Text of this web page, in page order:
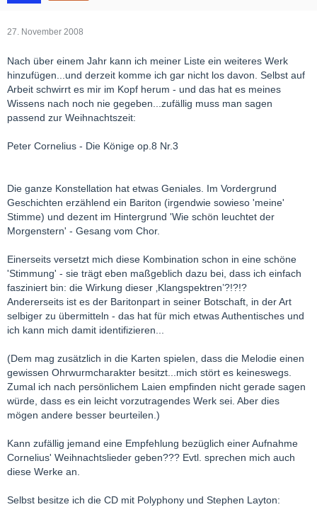
27. November 2008
Nach über einem Jahr kann ich meiner Liste ein weiteres Werk
hinzufügen...und derzeit komme ich gar nicht los davon. Selbst auf
Arbeit schwirrt es mir im Kopf herum - und das hat es meines
Wissens nach noch nie gegeben...zufällig muss man sagen
passend zur Weihnachtszeit:
Peter Cornelius - Die Könige op.8 Nr.3
Die ganze Konstellation hat etwas Geniales. Im Vordergrund
Geschichten erzählend ein Bariton (irgendwie sowieso 'meine'
Stimme) und dezent im Hintergrund 'Wie schön leuchtet der
Morgenstern' - Gesang vom Chor.
Einerseits versetzt mich diese Kombination schon in eine schöne
'Stimmung' - sie trägt eben maßgeblich dazu bei, dass ich einfach
fasziniert bin: die Wirkung dieser ‚Klangspektren’?!?!?
Andererseits ist es der Baritonpart in seiner Botschaft, in der Art
selbiger zu übermitteln - das hat für mich etwas Authentisches und
ich kann mich damit identifizieren...
(Dem mag zusätzlich in die Karten spielen, dass die Melodie einen
gewissen Ohrwurmcharakter besitzt...mich stört es keineswegs.
Zumal ich nach persönlichem Laien empfinden nicht gerade sagen
würde, dass es ein leicht vorzutragendes Werk sei. Aber dies
mögen andere besser beurteilen.)
Kann zufällig jemand eine Empfehlung bezüglich einer Aufnahme
Cornelius' Weihnachtslieder geben??? Evtl. sprechen mich auch
diese Werke an.
Selbst besitze ich die CD mit Polyphony und Stephen Layton: